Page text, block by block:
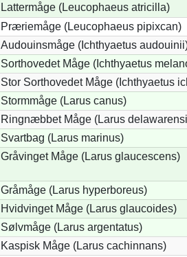
Lattermåge (Leucophaeus atricilla)
Præriemåge (Leucophaeus pipixcan)
Audouinsmåge (Ichthyaetus
Sorthovedet Måge (Ichthyaetus
Stor Sorthovedet Måge (Ichthyaetus
Stormmåge (Larus canus)
Ringnæbbet Måge (Larus
Svartbag (Larus marinus)
Gråvinget Måge (Larus glaucescens)
Gråmåge (Larus hyperboreus)
Hvidvinget Måge (Larus glaucoides)
Sølvmåge (Larus argentatus)
Kaspisk Måge (Larus cachinnans)